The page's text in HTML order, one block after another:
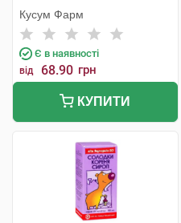
Кусум Фарм
Є в наявності
від 68.90 грн
КУПИТИ